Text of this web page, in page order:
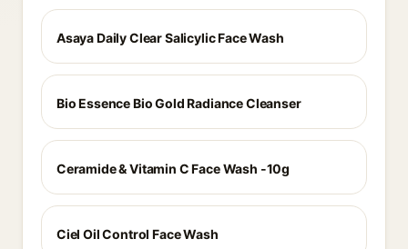
Asaya Daily Clear Salicylic Face Wash
Bio Essence Bio Gold Radiance Cleanser
Ceramide & Vitamin C Face Wash -10g
Ciel Oil Control Face Wash